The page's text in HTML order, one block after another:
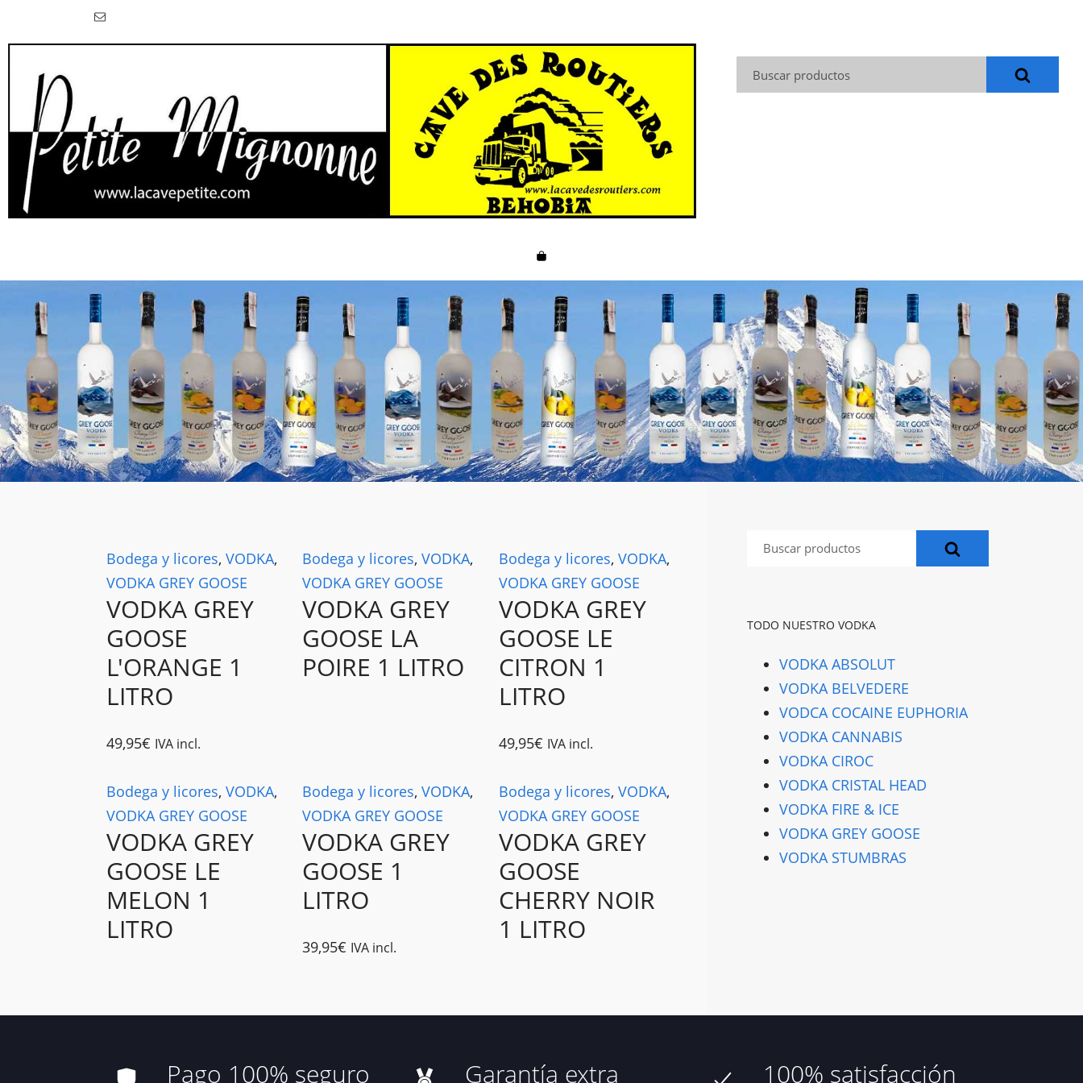
Buscar:
Bodega y licores, VODKA,
VODKA GREY GOOSE
VODKA GREY
GOOSE
L'ORANGE 1
LITRO
49,95€ IVA incl.
Bodega y licores,VODKA,
VODKA GREY GOOSE
VODKA GREY
GOOSE LA
POIRE 1 LITRO
Bodega y licores, VODKA,
VODKA GREY GOOSE
VODKA GREY
GOOSE LE
CITRON 1
LITRO
49,95€ IVA incl.
Bodega y licores, VODKA,
VODKA GREY GOOSE
VODKA GREY
GOOSE LE
MELON 1
LITRO
Bodega y licores,VODKA,
VODKA GREY GOOSE
VODKA GREY
GOOSE 1
LITRO
39,95€ IVA incl.
Bodega y licores, VODKA,
VODKA GREY GOOSE
VODKA GREY
GOOSE
CHERRY NOIR
1 LITRO
Buscar:
TODO NUESTRO VODKA
VODKA ABSOLUT
VODKA BELVEDERE
VODCA COCAINE EUPHORIA
VODKA CANNABIS
VODKA CIROC
VODKA CRISTAL HEAD
VODKA FIRE & ICE
VODKA GREY GOOSE
VODKA STUMBRAS
Pago 100% seguro Garantía extra 100% satisfacción